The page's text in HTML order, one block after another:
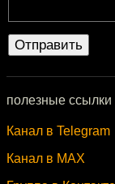
полезные ссылки
Канал в Telegram
Канал в MAX